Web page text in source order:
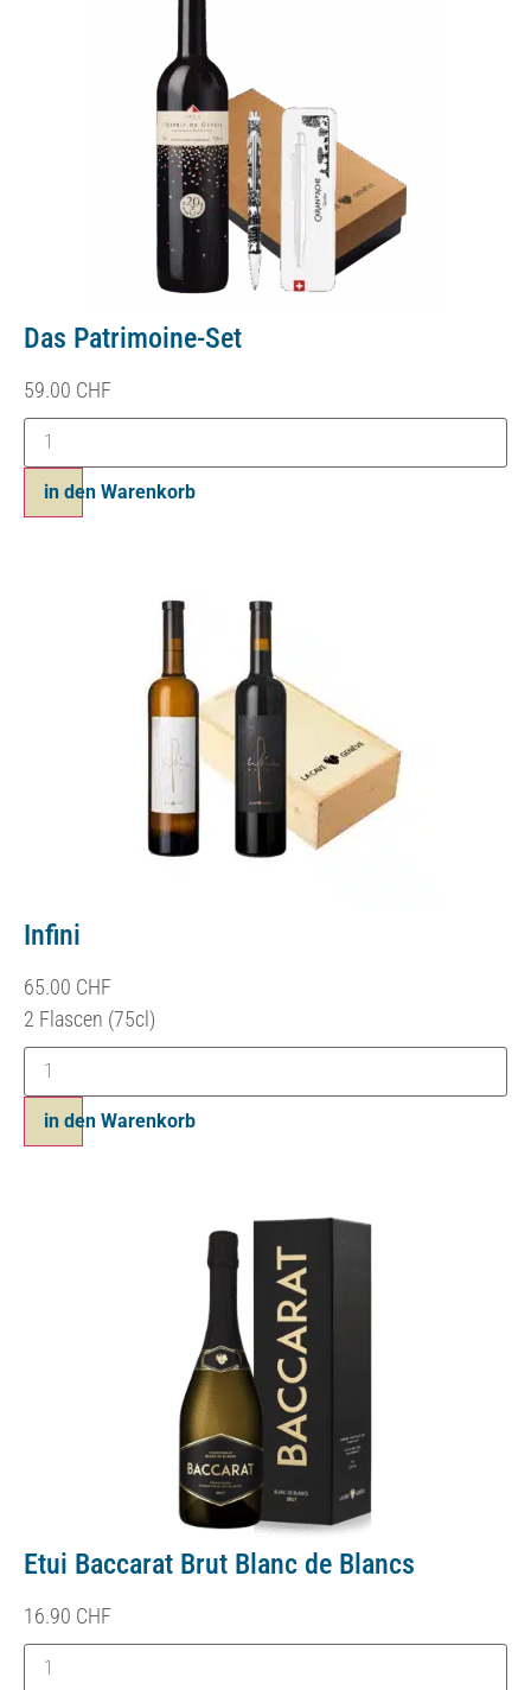
Das Patrimoine-Set
59.00 CHF
in den Warenkorb
Infini
65.00 CHF
2 Flascen (75cl)
in den Warenkorb
Etui Baccarat Brut Blanc de Blancs
16.90 CHF